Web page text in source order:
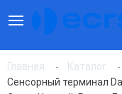
Главная Каталог
Сенсорный терминал